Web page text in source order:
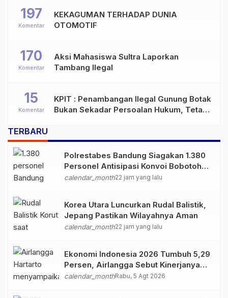
KEKAGUMAN TERHADAP DUNIA
OTOMOTIF
197
Komentar
Aksi Mahasiswa Sultra Laporkan
Tambang Ilegal
170
Komentar
KPIT : Penambangan Ilegal Gunung Botak
Bukan Sekadar Persoalan Hukum, Tetapi
15
Komentar
TERBARU
Polrestabes Bandung Siagakan 1.380
Personel Antisipasi Konvoi Bobotoh
Usai Final Piala Presiden
calendar_month22 jam yang lalu
Korea Utara Luncurkan Rudal Balistik,
Jepang Pastikan Wilayahnya Aman
calendar_month22 jam yang lalu
Ekonomi Indonesia 2026 Tumbuh 5,29
Persen, Airlangga Sebut Kinerjanya
Lampaui Rata-Rata Global
calendar_monthRabu, 5 Agt 2026